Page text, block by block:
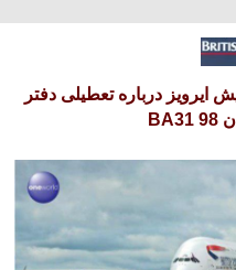
ایرویز درباره تعطیلی دفتر